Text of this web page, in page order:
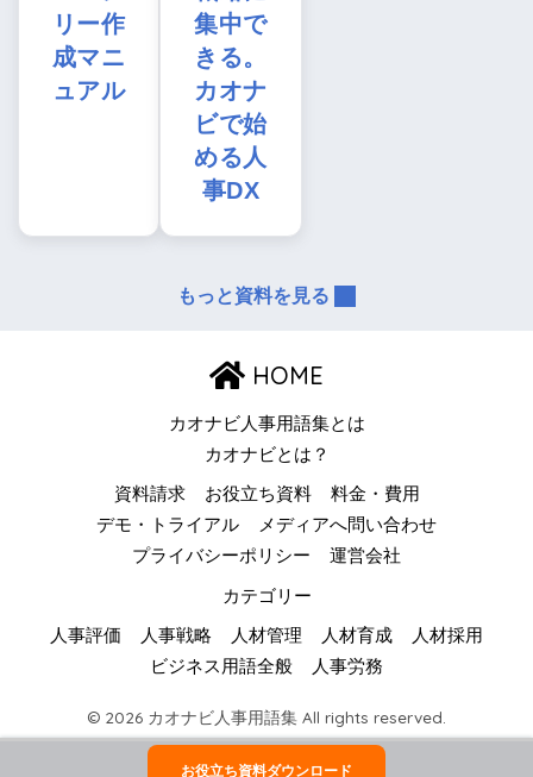
リー作
成マニ
ュアル
集中で
きる。
カオナ
ビで始
める人
事DX
もっと資料を見る
HOME
カオナビ人事用語集とは
カオナビとは？
資料請求 お役立ち資料
料金・費用
デモ・トライアル
メディアへ問い合わせ
プライバシーポリシー
運営会社
カテゴリー
人事評価 人事戦略 人材管理 人材育成
人材採用
ビジネス用語全般
人事労務
© 2026 カオナビ人事用語集 All rights reserved.
お役立ち資料ダウンロード